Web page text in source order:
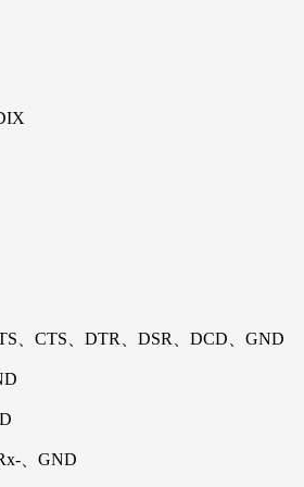
、CTS、DTR、DSR、DCD、GND
、GND